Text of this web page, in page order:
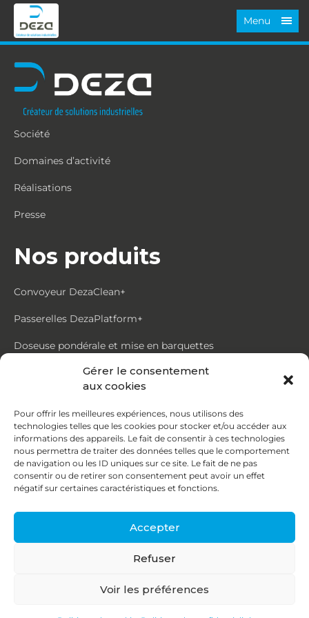
Gérer le consentement
aux cookies
Pour offrir les meilleures expériences, nous utilisons des
technologies telles que les cookies pour stocker et/ou accéder aux
informations des appareils. Le fait de consentir à ces technologies
nous permettra de traiter des données telles que le comportement
de navigation ou les ID uniques sur ce site. Le fait de ne pas
consentir ou de retirer son consentement peut avoir un effet
négatif sur certaines caractéristiques et fonctions.
Accepter
Refuser
Voir les préférences
Menu
Société
Domaines d’activité
Réalisations
Presse
Nos produits
Convoyeur DezaClean+
Passerelles DezaPlatform+
Doseuse pondérale et mise en barquettes
Trémie mouvante DezaMouv+
Contact
87, rue du Ruisseau
38070 St Quentin Fallavier
contact@deza.fr